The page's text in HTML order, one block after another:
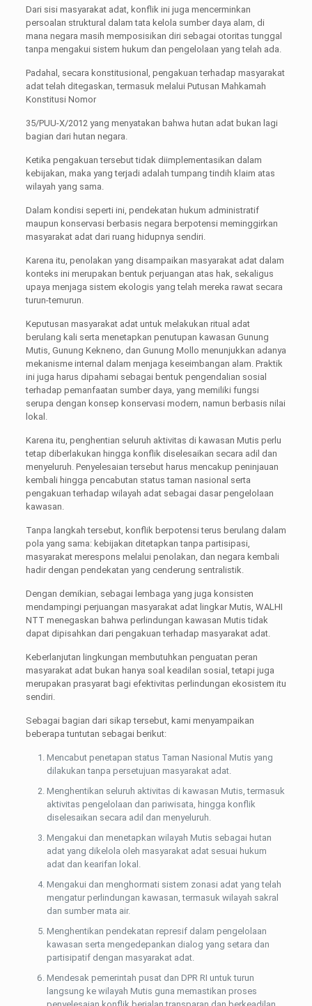
Dari sisi masyarakat adat, konflik ini juga mencerminkan
persoalan struktural dalam tata kelola sumber daya alam, di
mana negara masih memposisikan diri sebagai otoritas tunggal
tanpa mengakui sistem hukum dan pengelolaan yang telah ada.
Padahal, secara konstitusional, pengakuan terhadap masyarakat
adat telah ditegaskan, termasuk melalui Putusan Mahkamah
Konstitusi Nomor
35/PUU-X/2012 yang menyatakan bahwa hutan adat bukan lagi
bagian dari hutan negara.
Ketika pengakuan tersebut tidak diimplementasikan dalam
kebijakan, maka yang terjadi adalah tumpang tindih klaim atas
wilayah yang sama.
Dalam kondisi seperti ini, pendekatan hukum administratif
maupun konservasi berbasis negara berpotensi meminggirkan
masyarakat adat dari ruang hidupnya sendiri.
Karena itu, penolakan yang disampaikan masyarakat adat dalam
konteks ini merupakan bentuk perjuangan atas hak, sekaligus
upaya menjaga sistem ekologis yang telah mereka rawat secara
turun-temurun.
Keputusan masyarakat adat untuk melakukan ritual adat
berulang kali serta menetapkan penutupan kawasan Gunung
Mutis, Gunung Kekneno, dan Gunung Mollo menunjukkan adanya
mekanisme internal dalam menjaga keseimbangan alam. Praktik
ini juga harus dipahami sebagai bentuk pengendalian sosial
terhadap pemanfaatan sumber daya, yang memiliki fungsi
serupa dengan konsep konservasi modern, namun berbasis nilai
lokal.
Karena itu, penghentian seluruh aktivitas di kawasan Mutis perlu
tetap diberlakukan hingga konflik diselesaikan secara adil dan
menyeluruh. Penyelesaian tersebut harus mencakup peninjauan
kembali hingga pencabutan status taman nasional serta
pengakuan terhadap wilayah adat sebagai dasar pengelolaan
kawasan.
Tanpa langkah tersebut, konflik berpotensi terus berulang dalam
pola yang sama: kebijakan ditetapkan tanpa partisipasi,
masyarakat merespons melalui penolakan, dan negara kembali
hadir dengan pendekatan yang cenderung sentralistik.
Dengan demikian, sebagai lembaga yang juga konsisten
mendampingi perjuangan masyarakat adat lingkar Mutis, WALHI
NTT menegaskan bahwa perlindungan kawasan Mutis tidak
dapat dipisahkan dari pengakuan terhadap masyarakat adat.
Keberlanjutan lingkungan membutuhkan penguatan peran
masyarakat adat bukan hanya soal keadilan sosial, tetapi juga
merupakan prasyarat bagi efektivitas perlindungan ekosistem itu
sendiri.
Sebagai bagian dari sikap tersebut, kami menyampaikan
beberapa tuntutan sebagai berikut:
Mencabut penetapan status Taman Nasional Mutis yang
dilakukan tanpa persetujuan masyarakat adat.
Menghentikan seluruh aktivitas di kawasan Mutis, termasuk
aktivitas pengelolaan dan pariwisata, hingga konflik
diselesaikan secara adil dan menyeluruh.
Mengakui dan menetapkan wilayah Mutis sebagai hutan
adat yang dikelola oleh masyarakat adat sesuai hukum
adat dan kearifan lokal.
Mengakui dan menghormati sistem zonasi adat yang telah
mengatur perlindungan kawasan, termasuk wilayah sakral
dan sumber mata air.
Menghentikan pendekatan represif dalam pengelolaan
kawasan serta mengedepankan dialog yang setara dan
partisipatif dengan masyarakat adat.
Mendesak pemerintah pusat dan DPR RI untuk turun
langsung ke wilayah Mutis guna memastikan proses